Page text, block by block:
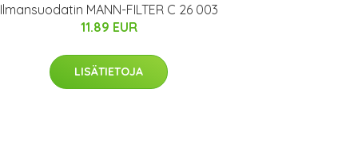
Ilmansuodatin MANN-FILTER C 26 003
11.89 EUR
LISÄTIETOJA